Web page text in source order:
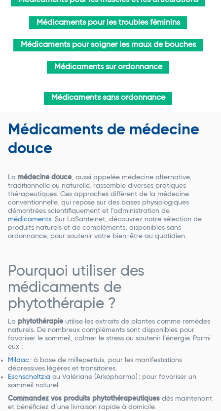
Médicaments pour les troubles féminins
Médicaments pour soigner les maux de bouches
Médicaments sur ordonnance
Médicaments sans ordonnance
Médicaments de médecine
douce
La médecine douce, aussi appelée médecine alternative,
traditionnelle ou naturelle, rassemble diverses pratiques
thérapeutiques. Ces approches diffèrent de la médecine
conventionnelle, qui repose sur des bases physiologiques
démontrées scientifiquement et l’administration de
médicaments . Sur LaSante.net, découvrez notre sélection de
produits naturels et de compléments, disponibles sans
ordonnance, pour soutenir votre bien-être au quotidien.
Pourquoi utiliser des
médicaments de
phytothérapie ?
La phytothérapieutilise les extraits de plantes comme remèdes
naturels. De nombreux compléments sont disponibles pour
favoriser le sommeil, calmer le stress ou soutenir l’énergie. Parmi
eux :
Mildac : à base de millepertuis, pour les manifestations
dépressives légères et transitoires.
Eschscholtzia ou Valériane (Arkopharma) : pour favoriser un
sommeil naturel.
Commandez vos produits phytothérapeutiques dès maintenant
et bénéficiez d’une livraison rapide à domicile.